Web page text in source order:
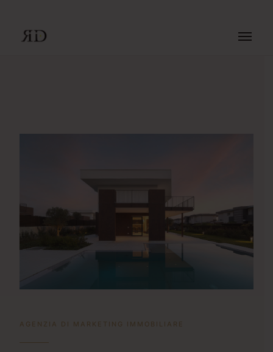
AGENZIA DI MARKETING IMMOBILIARE